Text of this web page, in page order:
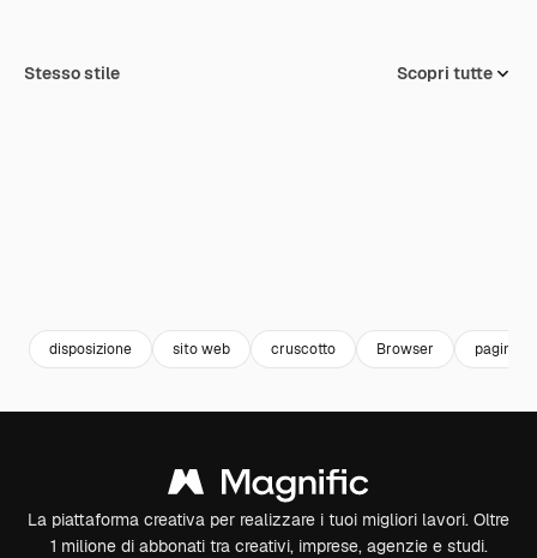
Stesso stile Scopri tutte
disposizione sito web cruscotto Browser pagina
La piattaforma creativa per realizzare i tuoi migliori lavori. Oltre
1 milione di abbonati tra creativi, imprese, agenzie e studi.